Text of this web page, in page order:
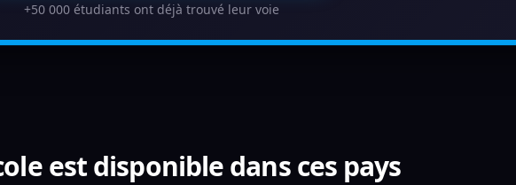
+50 000 étudiants ont déjà trouvé leur voie
est disponible dans ces pays